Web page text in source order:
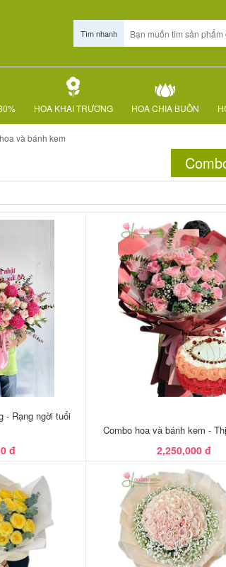
Tìm nhanh
HOA KHAI TRƯƠNG HOA CHIA BUỒN
và bánh kem
- Rạng ngời tuổi
đ
Combo hoa và bánh kem -
2,250,000 đ